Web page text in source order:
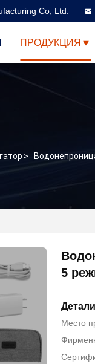
Co, Ltd.
ПРОДУКЦИЯ
>
5
Место